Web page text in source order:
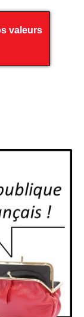
valeurs